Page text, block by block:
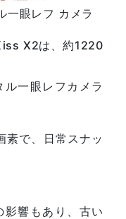
一眼レフ カメラ
X2は、約1220
一眼レフカメラ
素で、日常スナッ
響もあり、古い